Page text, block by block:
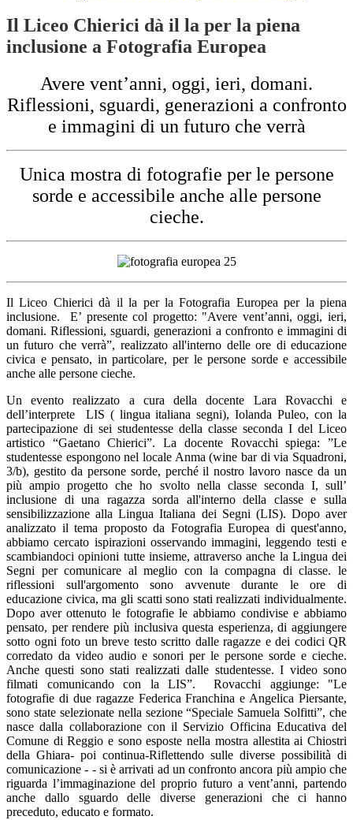
Il Liceo Chierici dà il la per la piena
inclusione a Fotografia Europea
Avere vent’anni, oggi, ieri, domani.
Riflessioni, sguardi, generazioni a confronto
e immagini di un futuro che verrà
Unica mostra di fotografie per le persone
sorde e accessibile anche alle persone
cieche.
Il Liceo Chierici dà il la per la Fotografia Europea per la piena
inclusione. E’ presente col progetto: "Avere vent’anni, oggi, ieri,
domani. Riflessioni, sguardi, generazioni a confronto e immagini di
un futuro che verrà”, realizzato all'interno delle ore di educazione
civica e pensato, in particolare, per le persone sorde e accessibile
anche alle persone cieche.
Un evento realizzato a cura della docente Lara Rovacchi e
dell’interprete LIS ( lingua italiana segni), Iolanda Puleo, con la
partecipazione di sei studentesse della classe seconda I del Liceo
artistico “Gaetano Chierici”. La docente Rovacchi spiega: ”Le
studentesse espongono nel locale Anma (wine bar di via Squadroni,
3/b), gestito da persone sorde, perché il nostro lavoro nasce da un
più ampio progetto che ho svolto nella classe seconda I, sull’
inclusione di una ragazza sorda all'interno della classe e sulla
sensibilizzazione alla Lingua Italiana dei Segni (LIS). Dopo aver
analizzato il tema proposto da Fotografia Europea di quest'anno,
abbiamo cercato ispirazioni osservando immagini, leggendo testi e
scambiandoci opinioni tutte insieme, attraverso anche la Lingua dei
Segni per comunicare al meglio con la compagna di classe. le
riflessioni sull'argomento sono avvenute durante le ore di
educazione civica, ma gli scatti sono stati realizzati individualmente.
Dopo aver ottenuto le fotografie le abbiamo condivise e abbiamo
pensato, per rendere più inclusiva questa esperienza, di aggiungere
sotto ogni foto un breve testo scritto dalle ragazze e dei codici QR
corredato da video audio e sonori per le persone sorde e cieche.
Anche questi sono stati realizzati dalle studentesse. I video sono
filmati comunicando con la LIS”. Rovacchi aggiunge: "Le
fotografie di due ragazze Federica Franchina e Angelica Piersante,
sono state selezionate nella sezione “Speciale Samuela Solfitti”, che
nasce dalla collaborazione con il Servizio Officina Educativa del
Comune di Reggio e sono esposte nella mostra allestita ai Chiostri
della Ghiara- poi continua-Riflettendo sulle diverse possibilità di
comunicazione - - si è arrivati ad un confronto ancora più ampio che
riguarda l’immaginazione del proprio futuro a vent’anni, partendo
anche dallo sguardo delle diverse generazioni che ci hanno
preceduto, educato e formato.